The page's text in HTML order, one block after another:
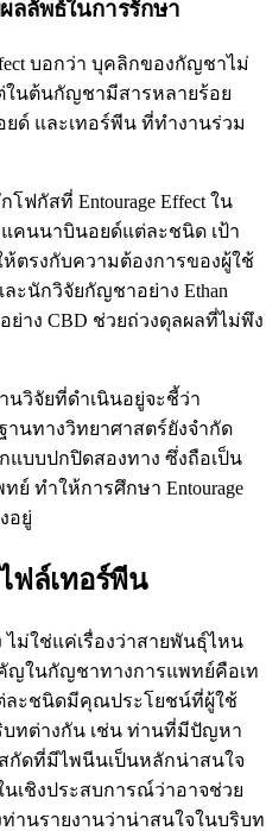
ลลัพธ์ในการรักษา
บอกว่า บุคลิกของกัญชาไม่
ในต้นกัญชามีสารหลายร้อย
ด์ และเทอร์พีน ที่ทำงานร่วม
กัสที่ Entourage Effect ใน
คนนาบินอยด์แต่ละชนิด เป้า
ตรงกับความต้องการของผู้ใช้
ะนักวิจัยกัญชาอย่าง Ethan
ย่าง CBD ช่วยถ่วงดุลผลที่ไม่พึง
วิจัยที่ดำเนินอยู่จะชี้ว่า
านทางวิทยาศาสตร์ยังจำกัด
บบปกปิดสองทาง ซึ่งถือเป็น
ย์ ทำให้การศึกษา Entourage
อยู่
ฟล์เทอร์พีน
ไม่ใช่แค่เรื่องว่าสายพันธุ์ไหน
ญในกัญชาทางการแพทย์คือเท
ละชนิดมีคุณประโยชน์ที่ผู้ใช้
บทต่างกัน เช่น ท่านที่มีปัญหา
สกัดที่มีไพนีนเป็นหลักน่าสนใจ
เชิงประสบการณ์ว่าอาจช่วย
านรายงานว่าน่าสนใจในบริบท